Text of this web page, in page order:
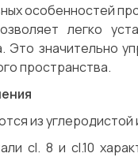
особенностей
легко
Это значительно
пространства.
из
cl. 8 и cl.10